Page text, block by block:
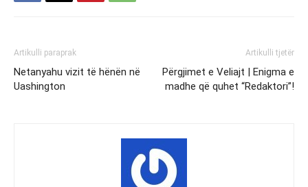
Artikulli paraprak
Netanyahu vizit të hënën në
Uashington
Artikulli tjetër
Përgjimet e Veliajt | Enigma e
madhe që quhet “Redaktori”!